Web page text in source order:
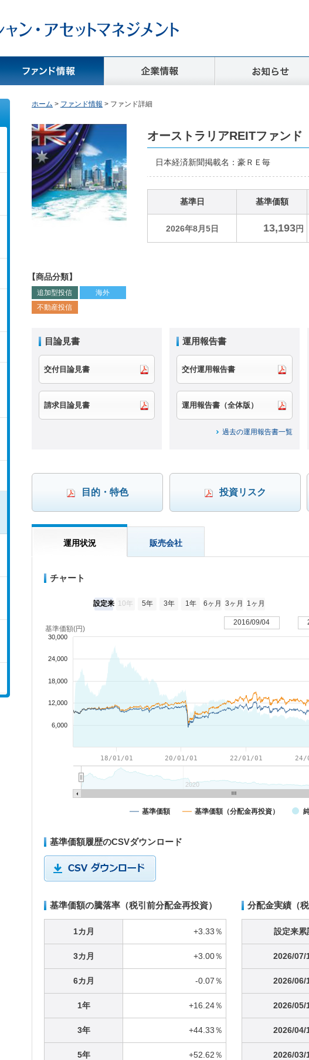
ホーム > ファンド情報 > ファンド詳細
オーストラリアREITファンド
日本経済新聞掲載名： 豪ＲＥ毎
基準日 基準価額
2026年8月5日 13,193 円
【商品分類】
追加型投信
海外
不動産投信
目論見書
交付目論見書
請求目論見書
運用報告書
交付運用報告書
運用報告書（全体版）
過去の運用報告書一覧
目的・特色 投資リスク
運用状況 販売会社
チャート
基準価額(円)
18/01/01 20/01/01 22/01/01 24/
2020
6,000
12,000
18,000
24,000
30,000
設定来 10年 5年 3年 1年 6ヶ月 3ヶ月 1ヶ月
2016/09/04
基準価額 基準価額（分配金再投資）
基準価額履歴のCSVダウンロード
基準価額の騰落率（税引前分配金再投資）
1カ月 +3.33％
3カ月 +3.00％
6カ月 -0.07％
1年 +16.24％
3年 +44.33％
5年 +52.62％
分配金実績（
設定来累
2026/07/
2026/06/
2026/05/
2026/04/
2026/03/